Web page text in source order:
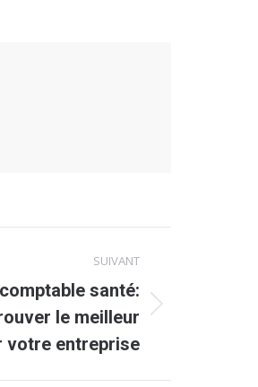
SUIVANT
santé:
le meilleur
votre entreprise